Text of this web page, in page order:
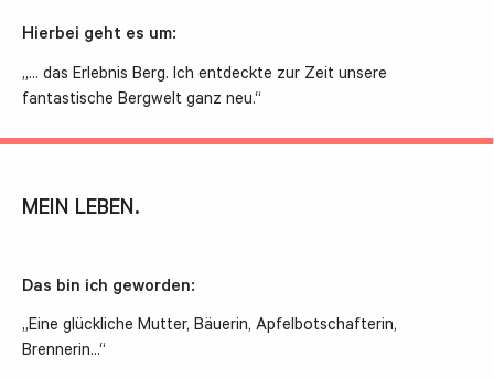
Hierbei geht es um:
„… das Erlebnis Berg. Ich entdeckte zur Zeit unsere
fantastische Bergwelt ganz neu.“
MEIN LEBEN.
Das bin ich geworden:
„Eine glückliche Mutter, Bäuerin, Apfelbotschafterin,
Brennerin…“